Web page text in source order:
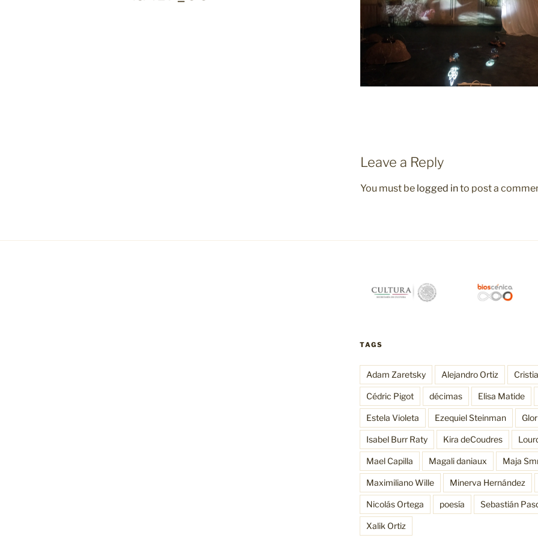
Leave a Reply
You must be logged into post a
TAGS
Adam Zaretsky Alejandro Ortiz
Cédric Pigot décimas Elisa Matide
Estela Violeta Ezequiel Steinman
Isabel Burr Raty Kira deCoudres
Mael Capilla Magali daniaux Maja
Maximiliano Wille Minerva Hernández
Nicolás Ortega poesía Sebastián
Xalik Ortiz